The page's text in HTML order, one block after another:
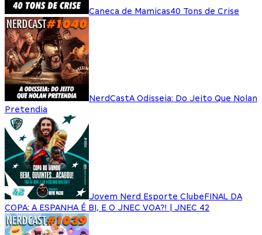
Caneca de Mamicas40 Tons de Crise
NerdCastA Odisseia: Do Jeito Que Nolan
Pretendia
Jovem Nerd Esporte ClubeFINAL DA
COPA: A ESPANHA É BI, E O JNEC VOA?! | JNEC 42